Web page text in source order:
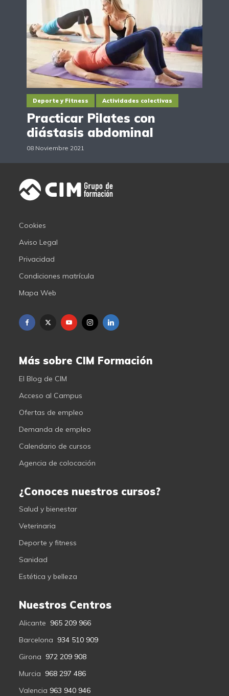
Deporte y Fitness Actividades colectivas
Practicar Pilates con
diástasis abdominal
08 Noviembre 2021
Cookies
Aviso Legal
Privacidad
Condiciones matrícula
Mapa Web
Más sobre CIM Formación
El Blog de CIM
Acceso al Campus
Ofertas de empleo
Demanda de empleo
Calendario de cursos
Agencia de colocación
¿Conoces nuestros cursos?
Salud y bienestar
Veterinaria
Deporte y fitness
Sanidad
Estética y belleza
Nuestros Centros
Alicante 965 209 966
Barcelona 934 510 909
Girona 972 209 908
Murcia 968 297 486
Valencia 963 940 946